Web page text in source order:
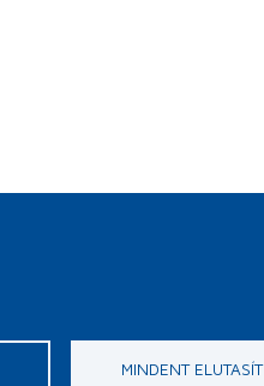
MINDENT ELUTASÍT